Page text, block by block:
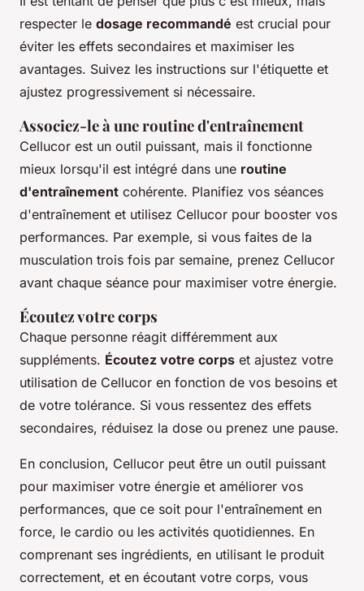
respecter le dosage recommandé est crucial pour
éviter les effets secondaires et maximiser les
avantages. Suivez les instructions sur l'étiquette et
ajustez progressivement si nécessaire.
Associez-le à une routine d'entraînement
Cellucor est un outil puissant, mais il fonctionne
mieux lorsqu'il est intégré dans une routine
d'entraînement cohérente. Planifiez vos séances
d'entraînement et utilisez Cellucor pour booster vos
performances. Par exemple, si vous faites de la
musculation trois fois par semaine, prenez Cellucor
avant chaque séance pour maximiser votre énergie.
Écoutez votre corps
Chaque personne réagit différemment aux
suppléments. Écoutez votre corps et ajustez votre
utilisation de Cellucor en fonction de vos besoins et
de votre tolérance. Si vous ressentez des effets
secondaires, réduisez la dose ou prenez une pause.
En conclusion, Cellucor peut être un outil puissant
pour maximiser votre énergie et améliorer vos
performances, que ce soit pour l'entraînement en
force, le cardio ou les activités quotidiennes. En
comprenant ses ingrédients, en utilisant le produit
correctement, et en écoutant votre corps, vous